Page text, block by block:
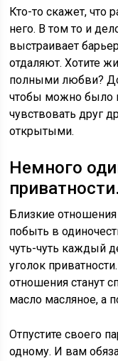
Кто-то скажет, что
него. В том то и
выстраивает
отдаляют. Хотите
полными любви?
чтобы можно было
чувствовать друг
открытыми.
Немного
приватности.
Близкие
побыть в
чуть-чуть каждый
уголок
отношения станут
масло масляное, а
Отпустите своего
одному. И вам